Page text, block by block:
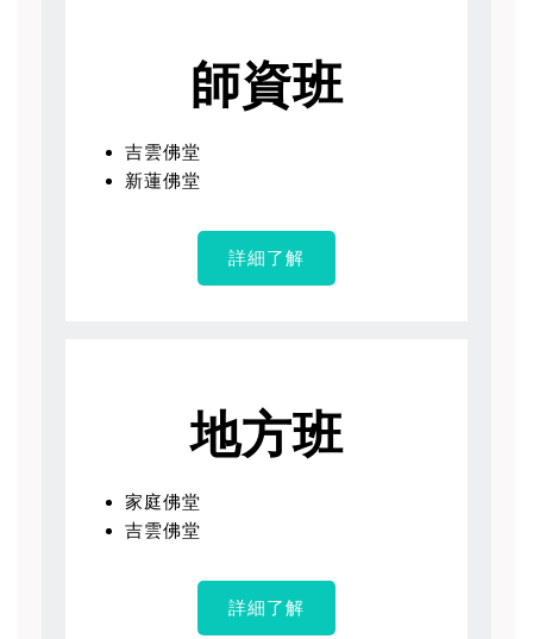
師資班
吉雲佛堂
新蓮佛堂
詳細了解
地方班
家庭佛堂
吉雲佛堂
詳細了解